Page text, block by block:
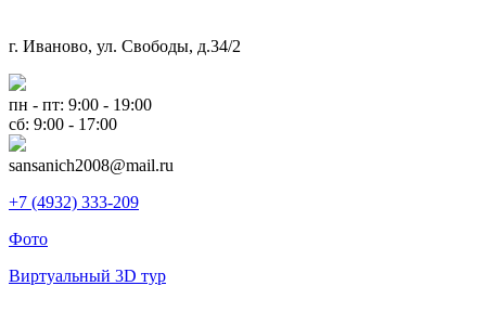
г. Иваново, ул. Свободы, д.34/2
пн - пт: 9:00 - 19:00
сб: 9:00 - 17:00
sansanich2008@mail.ru
+7 (4932) 333-209
Фото
Виртуальный 3D тур